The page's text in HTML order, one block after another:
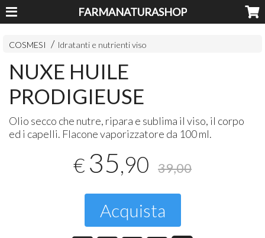
FARMANATURASHOP
COSMESI Idratanti e nutrienti viso
NUXE HUILE
PRODIGIEUSE
Olio secco che nutre, ripara e sublima il viso, il corpo
ed i capelli. Flacone vaporizzatore da 100 ml.
€ 35,90 39,00
Acquista